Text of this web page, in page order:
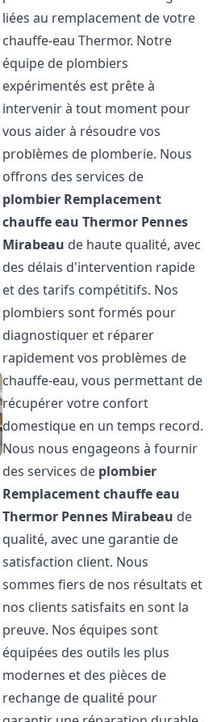
liées au remplacement de votre
chauffe-eau Thermor. Notre
équipe de plombiers
expérimentés est prête à
intervenir à tout moment pour
vous aider à résoudre vos
problèmes de plomberie. Nous
offrons des services de
plombier Remplacement
chauffe eau Thermor Pennes
Mirabeau de haute qualité, avec
des délais d'intervention rapide
et des tarifs compétitifs. Nos
plombiers sont formés pour
diagnostiquer et réparer
rapidement vos problèmes de
chauffe-eau, vous permettant de
récupérer votre confort
domestique en un temps record.
Nous nous engageons à fournir
des services de plombier
Remplacement chauffe eau
Thermor Pennes Mirabeau de
qualité, avec une garantie de
satisfaction client. Nous
sommes fiers de nos résultats et
nos clients satisfaits en sont la
preuve. Nos équipes sont
équipées des outils les plus
modernes et des pièces de
rechange de qualité pour